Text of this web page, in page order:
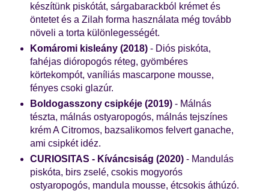
készítünk piskótát, sárgabarackból krémet és
öntetet és a Zilah forma használata még tovább
növeli a torta különlegességét.
Komáromi kisleány (2018)- Diós piskóta,
fahéjas dióropogós réteg, gyömbéres
körtekompót, vaníliás mascarpone mousse,
fényes csoki glazúr.
Boldogasszony csipkéje (2019)- Málnás
tészta, málnás ostyaropogós, málnás tejszínes
krém A Citromos, bazsalikomos felvert ganache,
ami csipkét idéz.
CURIOSITAS - Kíváncsiság (2020)- Mandulás
piskóta, birs zselé, csokis mogyorós
ostyaropogós, mandula mousse, étcsokis áthúzó.